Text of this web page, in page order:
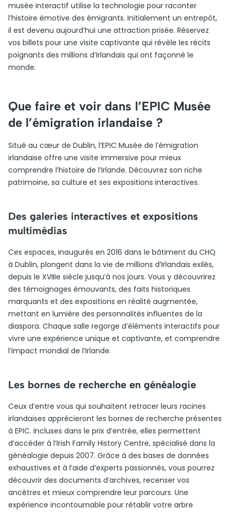
musée interactif utilise la technologie pour raconter
l’histoire émotive des émigrants. Initialement un entrepôt,
il est devenu aujourd’hui une attraction prisée. Réservez
vos billets pour une visite captivante qui révèle les récits
poignants des millions d’Irlandais qui ont façonné le
monde.
Que faire et voir dans l’EPIC Musée
de l’émigration irlandaise ?
Situé au cœur de Dublin, l’EPIC Musée de l’émigration
irlandaise offre une visite immersive pour mieux
comprendre l’histoire de l’Irlande. Découvrez son riche
patrimoine, sa culture et ses expositions interactives.
Des galeries interactives et expositions
multimédias
Ces espaces, inaugurés en 2016 dans le bâtiment du CHQ
à Dublin, plongent dans la vie de millions d’Irlandais exilés,
depuis le XVIIIe siècle jusqu’à nos jours. Vous y découvrirez
des témoignages émouvants, des faits historiques
marquants et des expositions en réalité augmentée,
mettant en lumière des personnalités influentes de la
diaspora. Chaque salle regorge d’éléments interactifs pour
vivre une expérience unique et captivante, et comprendre
l’impact mondial de l’Irlande.
Les bornes de recherche en généalogie
Ceux d’entre vous qui souhaitent retracer leurs racines
irlandaises apprécieront les bornes de recherche présentes
à EPIC. Incluses dans le prix d’entrée, elles permettent
d’accéder à l’Irish Family History Centre, spécialisé dans la
généalogie depuis 2007. Grâce à des bases de données
exhaustives et à l’aide d’experts passionnés, vous pourrez
découvrir des documents d’archives, recenser vos
ancêtres et mieux comprendre leur parcours. Une
expérience incontournable pour rétablir votre arbre